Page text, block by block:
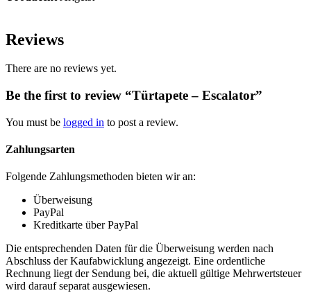
Reviews
There are no reviews yet.
Be the first to review “Türtapete – Escalator”
You must be logged in to post a review.
Zahlungsarten
Folgende Zahlungsmethoden bieten wir an:
Überweisung
PayPal
Kreditkarte über PayPal
Die entsprechenden Daten für die Überweisung werden nach
Abschluss der Kaufabwicklung angezeigt. Eine ordentliche
Rechnung liegt der Sendung bei, die aktuell gültige Mehrwertsteuer
wird darauf separat ausgewiesen.